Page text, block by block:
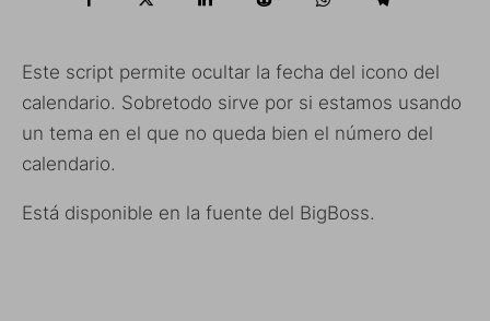
Este script permite ocultar la fecha del icono del
calendario. Sobretodo sirve por si estamos usando
un tema en el que no queda bien el número del
calendario.
Está disponible en la fuente del BigBoss.